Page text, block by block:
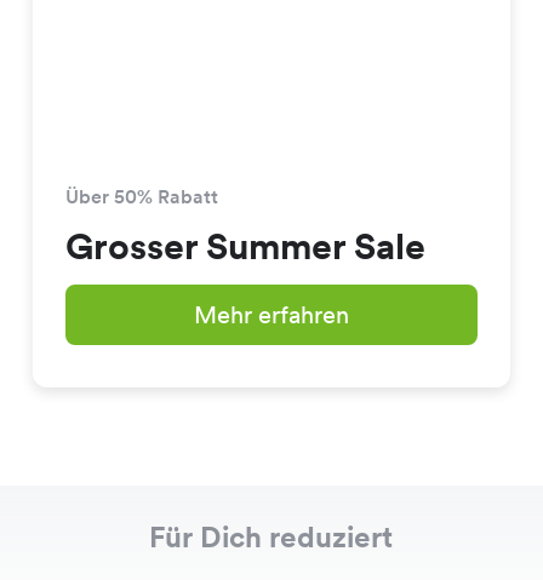
Über 50% Rabatt
Grosser Summer Sale
Mehr erfahren
Für Dich reduziert